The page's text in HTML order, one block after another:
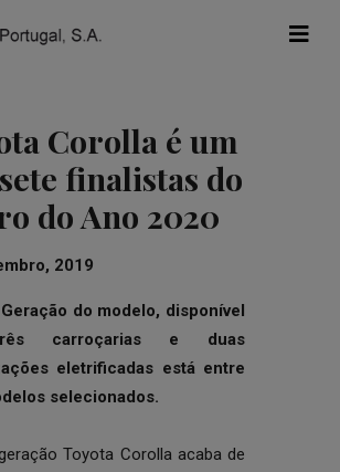
Corolla é um
finalistas do
do Ano 2020
2019
do modelo, disponível
carroçarias e duas
eletrificadas está entre
selecionados.
Toyota Corolla acaba de